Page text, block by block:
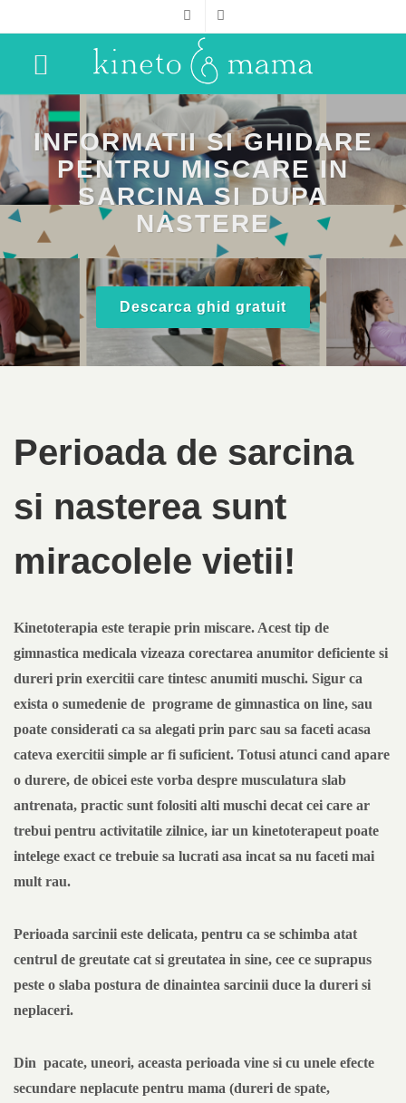
INFORMATII SI GHIDARE
PENTRU MISCARE IN
SARCINA SI DUPA
NASTERE
Descarca ghid gratuit
Perioada de sarcina
si nasterea sunt
miracolele vietii!
Kinetoterapia este terapie prin miscare. Acest tip de
gimnastica medicala vizeaza corectarea anumitor deficiente si
dureri prin exercitii care tintesc anumiti muschi. Sigur ca
exista o sumedenie de programe de gimnastica on line, sau
poate considerati ca sa alegati prin parc sau sa faceti acasa
cateva exercitii simple ar fi suficient. Totusi atunci cand apare
o durere, de obicei este vorba despre musculatura slab
antrenata, practic sunt folositi alti muschi decat cei care ar
trebui pentru activitatile zilnice, iar un kinetoterapeut poate
intelege exact ce trebuie sa lucrati asa incat sa nu faceti mai
mult rau.
Perioada sarcinii este delicata, pentru ca se schimba atat
centrul de greutate cat si greutatea in sine, cee ce suprapus
peste o slaba postura de dinaintea sarcinii duce la dureri si
neplaceri.
Din pacate, uneori, aceasta perioada vine si cu unele efecte
secundare neplacute pentru mama (dureri de spate,